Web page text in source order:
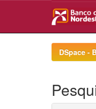
DSpace -